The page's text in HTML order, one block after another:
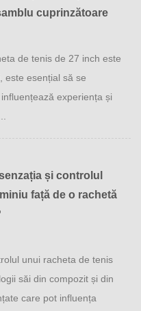
cuprinzătoare
de tenis de 27 inch este
este esențial să se
experiența și
și controlul
față de o rachetă
unui racheta de tenis
săi din compozit și din
care pot influența